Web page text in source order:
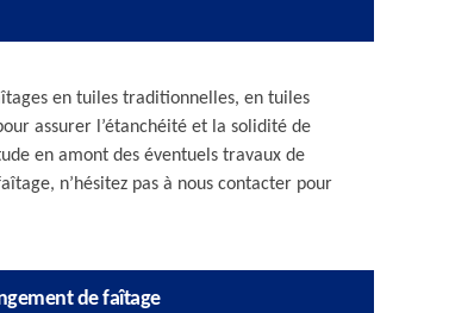
en tuiles traditionnelles, en tuiles
assurer l’étanchéité et la solidité de
en amont des éventuels travaux de
n’hésitez pas à nous contacter pour
de faîtage